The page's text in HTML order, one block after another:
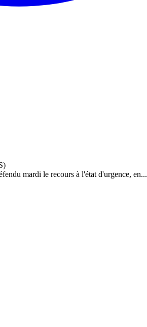
mardi le recours à l'état d'urgence, en...